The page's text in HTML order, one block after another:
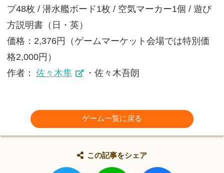
プ48枚 / 潜水艦ボード1枚 / 空気マーカー1個 / 遊び
方説明書（日・英）
価格：2,376円（ゲームマーケット会場では特別価
格2,000円）
作者： 佐々木隼 ・佐々木吾朗
ゲーム一覧に戻る
この記事をシェア